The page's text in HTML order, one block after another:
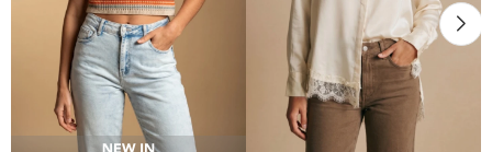
Talle Talle